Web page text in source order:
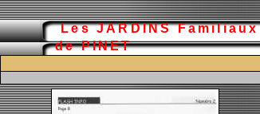
Les JARDINS Familiaux
de PINET